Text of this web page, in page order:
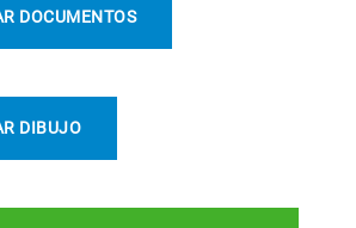
DOCUMENTOS
DIBUJO